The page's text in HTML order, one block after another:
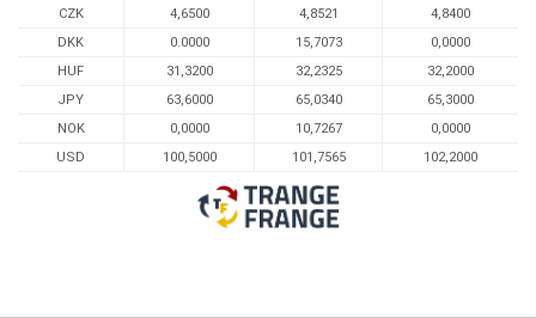
CZK
4,6500 4,8521
4,8400
DKK
0.0000 15,7073
0,0000
HUF
31,3200 32,2325
32,2000
JPY
63,6000 65,0340
65,3000
NOK
0,0000 10,7267
0,0000
USD
100,5000 101,7565 102,2000